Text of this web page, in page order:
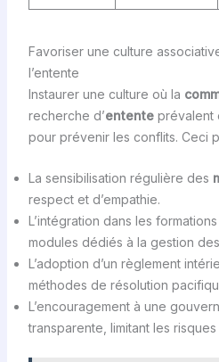
Favoriser une culture
l’entente
Instaurer une culture où la
recherche d’ententeprévalent
pour prévenir les conflits. Ceci
La sensibilisation régulière des
respect et d’empathie.
L’intégration dans les
modules dédiés à la gestion
L’adoption d’un règlement
méthodes de résolution
L’encouragement à une
transparente, limitant les